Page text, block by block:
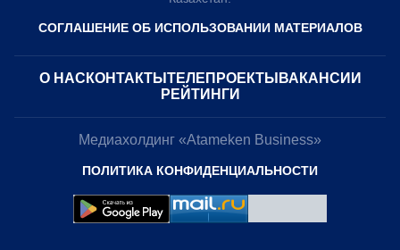
СОГЛАШЕНИЕ ОБ ИСПОЛЬЗОВАНИИ МАТЕРИАЛОВ
О НАС КОНТАКТЫ ТЕЛЕПРОЕКТЫ ВАКАНСИИ
РЕЙТИНГИ
Медиахолдинг «Atameken Business»
ПОЛИТИКА КОНФИДЕНЦИАЛЬНОСТИ